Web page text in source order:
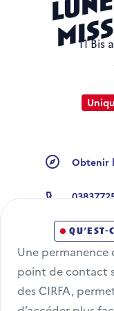
11 Bis
ObtenirObtenir
qu’est-
Une permanence
point de contact
des CIRFA,